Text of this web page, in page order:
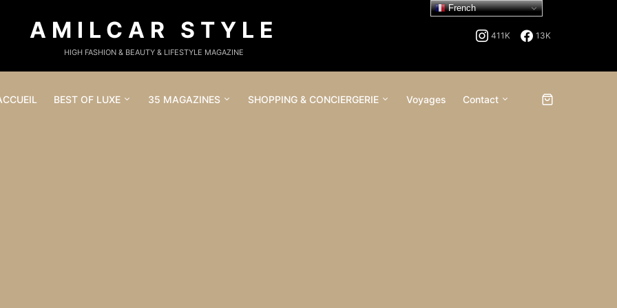
AMILCAR STYLE
HIGH FASHION & BEAUTY & LIFESTYLE MAGAZINE
411K 13K
BEST OF LUXE 35 MAGAZINES SHOPPING & CONCIERGERIE Voyages Contact
French